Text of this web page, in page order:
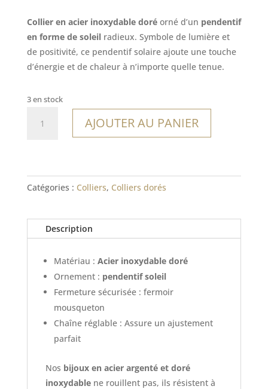
Collier en acier inoxydable doréorné d’un pendentif
en forme de soleilradieux. Symbole de lumière et
de positivité, ce pendentif solaire ajoute une touche
d’énergie et de chaleur à n’importe quelle tenue.
3 en stock
AJOUTER AU PANIER
Catégories : Colliers, Colliers dorés
Description
Matériau : Acier inoxydable doré
Ornement : pendentif soleil
Fermeture sécurisée : fermoir
mousqueton
Chaîne réglable : Assure un ajustement
parfait
Nos bijoux en acier argenté et doré
inoxydablene rouillent pas, ils résistent à